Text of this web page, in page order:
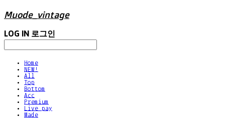
Muode_vintage
LOG IN 로그인
Home
NEW!
All
Top
Bottom
Acc
Premium
Live pay
Made